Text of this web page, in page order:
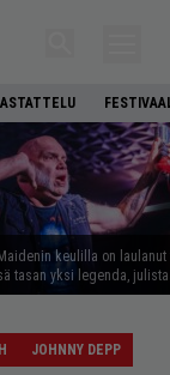
keulilla on laulanut
tasan yksi legenda,
JOHNNY DEPP